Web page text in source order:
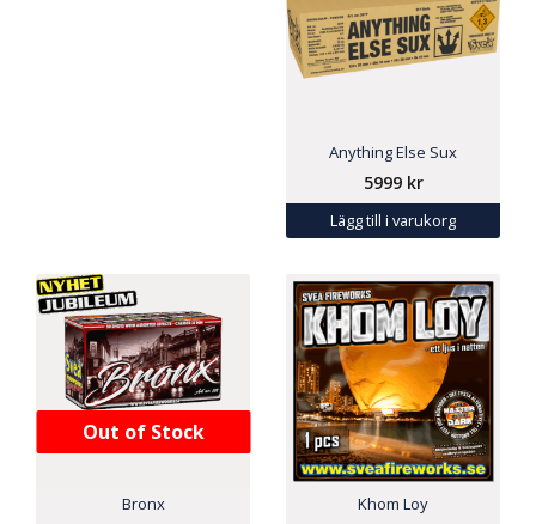
Anything Else Sux
5999 kr
Lägg till i varukorg
Out of Stock
Bronx Khom Loy